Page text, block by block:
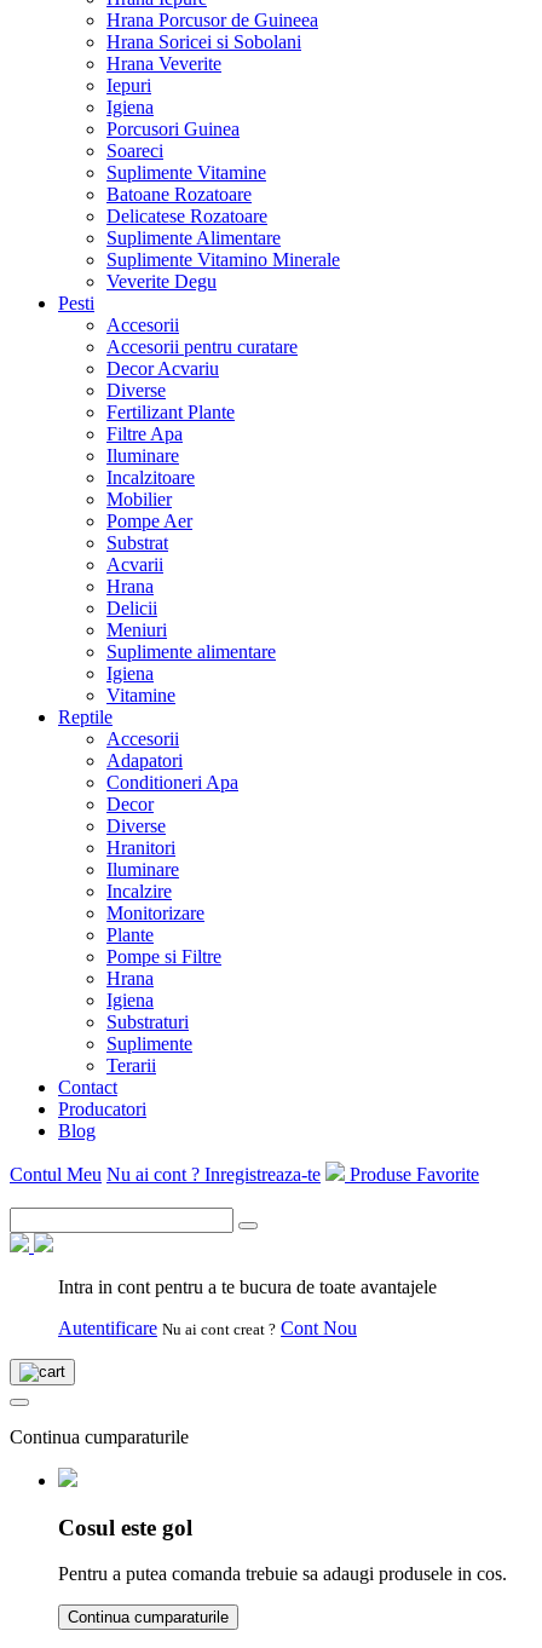
Hrana Porcusor de Guineea
Hrana Soricei si Sobolani
Hrana Veverite
Iepuri
Igiena
Porcusori Guinea
Soareci
Suplimente Vitamine
Batoane Rozatoare
Delicatese Rozatoare
Suplimente Alimentare
Suplimente Vitamino Minerale
Veverite Degu
Pesti
Accesorii
Accesorii pentru curatare
Decor Acvariu
Diverse
Fertilizant Plante
Filtre Apa
Iluminare
Incalzitoare
Mobilier
Pompe Aer
Substrat
Acvarii
Hrana
Delicii
Meniuri
Suplimente alimentare
Igiena
Vitamine
Reptile
Accesorii
Adapatori
Conditioneri Apa
Decor
Diverse
Hranitori
Iluminare
Incalzire
Monitorizare
Plante
Pompe si Filtre
Hrana
Igiena
Substraturi
Suplimente
Terarii
Contact
Producatori
Blog
Contul Meu Nu ai cont ? Inregistreaza-te Produse Favorite
Intra in cont pentru a te bucura de toate avantajele
Autentificare Nu ai cont creat ? Cont Nou
Continua cumparaturile
Cosul este gol
Pentru a putea comanda trebuie sa adaugi produsele in cos.
Continua cumparaturile